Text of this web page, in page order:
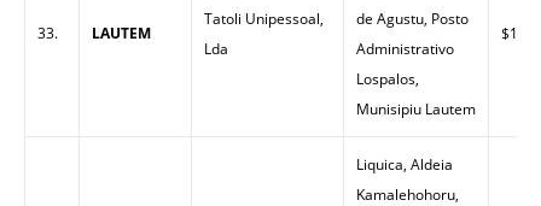
33. LAUTEM
Tatoli Unipessoal,
Lda
de Agustu, Posto
Administrativo
Lospalos,
Munisipiu Lautem
$1.60
Liquica, Aldeia
Kamalehohoru,